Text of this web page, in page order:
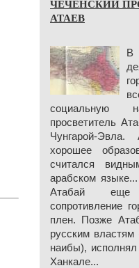
ЧЕЧЕНСКИЙ
АТАЕВ
В
социальную
просветитель
Чунгарой-
хорошее
считался
арабском
Атабай еще
сопротивление
плен. Позже
русским властям
наибы),
Ханкале...